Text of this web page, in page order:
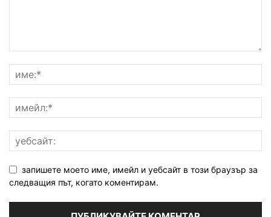
запишете моето име, имейл и уебсайт в този браузър за
следващия път, когато коментирам.